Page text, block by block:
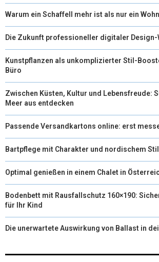
Warum ein Schaffell mehr ist als nur ein
Die Zukunft professioneller digitaler Design-
Kunstpflanzen als unkomplizierter Stil-
Büro
Zwischen Küsten, Kultur und Lebensfreude:
Meer aus entdecken
Passende Versandkartons online: erst
Bartpflege mit Charakter und nordischem Stil
Optimal genießen in einem Chalet in
Bodenbett mit Rausfallschutz 160×190:
für Ihr Kind
Die unerwartete Auswirkung von Ballast in